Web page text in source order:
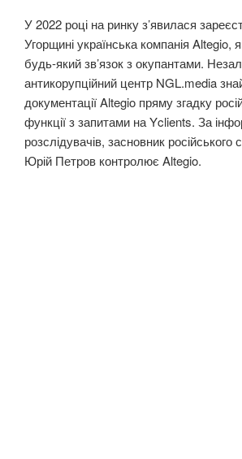
У 2022 році на ринку з’явилася
Угорщині українська компанія Altegio,
будь-який зв’язок з окупантами.
антикорупційний центр NGL.media
документації Altegio пряму згадку
функції з запитами на Yclients. За
розслідувачів, засновник російського
Юрій Петров контролює Altegio.